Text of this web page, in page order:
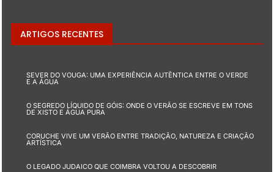
ARTIGOS RECENTES
SEVER DO VOUGA: UMA EXPERIÊNCIA AUTÊNTICA ENTRE O VERDE
E A ÁGUA
O SEGREDO LÍQUIDO DE GÓIS: ONDE O VERÃO SE ESCREVE EM TONS
DE XISTO E ÁGUA PURA
CORUCHE VIVE UM VERÃO ENTRE TRADIÇÃO, NATUREZA E CRIAÇÃO
ARTÍSTICA
O LEGADO JUDAICO QUE COIMBRA VOLTOU A DESCOBRIR